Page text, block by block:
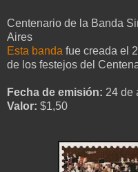
Centenario de la Banda
Aires
Esta banda fue creada el
de los festejos del
Fecha de emisión: 24 de
Valor: $1,50